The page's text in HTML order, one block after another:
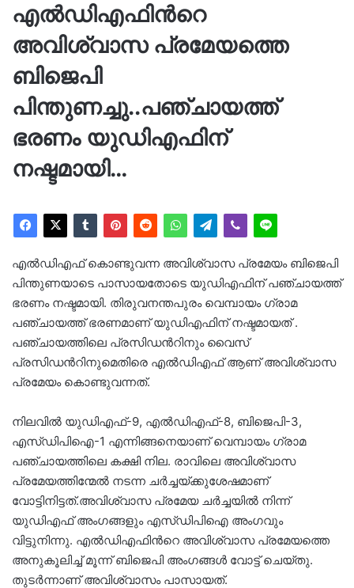
എൽഡിഎഫിന്‍റെ
അവിശ്വാസ പ്രമേയത്തെ
ബിജെപി
പിന്തുണച്ചു..പഞ്ചായത്ത്
ഭരണം യുഡിഎഫിന്
നഷ്ടമായി…
എൽഡിഎഫ് കൊണ്ടുവന്ന അവിശ്വാസ പ്രമേയം ബിജെപി
പിന്തുണയാടെ പാസായതോടെ യുഡിഎഫിന് പഞ്ചായത്ത്
ഭരണം നഷ്ടമായി. തിരുവനന്തപുരം വെമ്പായം ഗ്രാമ
പഞ്ചായത്ത് ഭരണമാണ് യുഡിഎഫിന് നഷ്ടമായത് .
പഞ്ചായത്തിലെ പ്രസിഡന്‍റിനും വൈസ്
പ്രസിഡന്‍റിനുമെതിരെ എൽഡിഎഫ് ആണ് അവിശ്വാസ
പ്രമേയം കൊണ്ടുവന്നത്.
നിലവിൽ യുഡിഎഫ്-9, എൽഡിഎഫ്-8, ബിജെപി-3,
എസ്‍ഡിപിഐ-1 എന്നിങ്ങനെയാണ് വെമ്പായം ഗ്രാമ
പഞ്ചായത്തിലെ കക്ഷി നില. രാവിലെ അവിശ്വാസ
പ്രമേയത്തിന്മേല്‍ നടന്ന ചര്‍ച്ചയ്ക്കുശേഷമാണ്
വോട്ടിനിട്ടത്.അവിശ്വാസ പ്രമേയ ചര്‍ച്ചയിൽ നിന്ന്
യുഡിഎഫ് അംഗങ്ങളും എസ്‍ഡിപിഐ അംഗവും
വിട്ടുനിന്നു. എൽഡിഎഫിന്‍റെ അവിശ്വാസ പ്രമേയത്തെ
അനുകൂലിച്ച് മൂന്ന് ബിജെപി അംഗങ്ങള്‍ വോട്ട് ചെയ്തു.
തുടര്‍ന്നാണ് അവിശ്വാസം പാസായത്.